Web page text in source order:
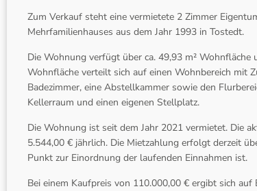
Zum Verkauf steht eine vermietete 2 Zimmer
Mehrfamilienhauses aus dem Jahr 1993 in Tostedt.
Die Wohnung verfügt über ca. 49,93 m²
Wohnfläche verteilt sich auf einen Wohnbereich mit
Badezimmer, eine Abstellkammer sowie den
Kellerraum und einen eigenen Stellplatz.
Die Wohnung ist seit dem Jahr 2021 vermietet. Die
5.544,00 € jährlich. Die Mietzahlung erfolgt derzeit
Punkt zur Einordnung der laufenden Einnahmen ist.
Bei einem Kaufpreis von 110.000,00 € ergibt sich